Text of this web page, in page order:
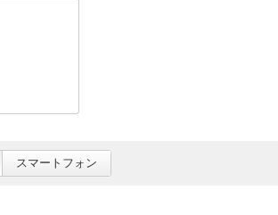
スマートフォン